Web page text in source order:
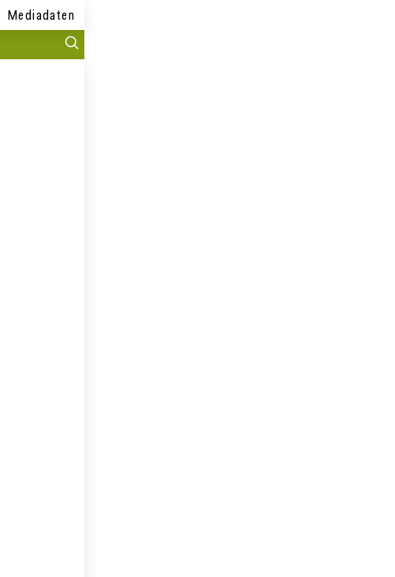
Mediadaten